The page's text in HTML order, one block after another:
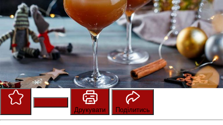
Друкувати
Поділитись